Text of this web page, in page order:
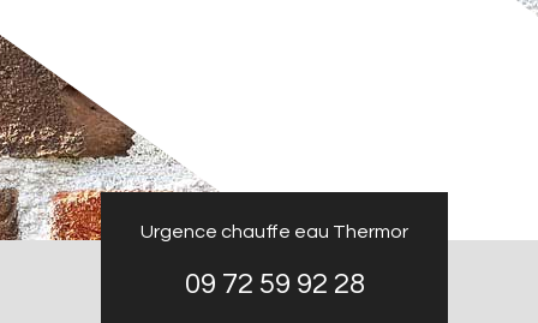
Urgence chauffe eau Thermor
09 72 59 92 28